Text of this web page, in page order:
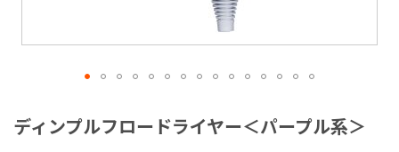
ディンプルフロードライヤー＜パープル系＞
メ
ー